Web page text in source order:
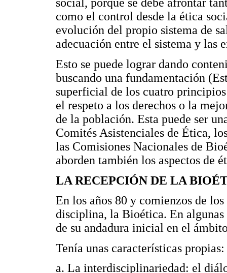
social, porque se debe afrontar
como el control desde la ética
evolución del propio sistema de
adecuación entre el sistema y las
Esto se puede lograr dando
buscando una fundamentación
superficial de los cuatro principios
el respeto a los derechos o la
de la población. Esta puede ser
Comités Asistenciales de Ética,
las Comisiones Nacionales de
aborden también los aspectos de
LA RECEPCIÓN DE LA
En los años 80 y comienzos de los
disciplina, la Bioética. En
de su andadura inicial en el
Tenía unas características propias:
a. La interdisciplinariedad: el